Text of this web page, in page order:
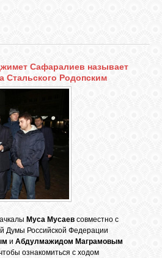
Сафаралиев называет
Стальского Родопским
Муса Мусаев совместно с
Думы Российской Федерации
и Абдулмажидом Маграмовым
ознакомиться с ходом